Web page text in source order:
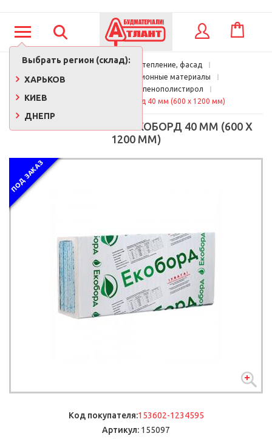
Выбрать регион (склад):
ХАРЬКОВ
КИЕВ
ДНЕПР
КОРЗИНА
Главная
Кровля, утепление, фасад
Утеплители и изоляционные материалы
Экструдированный пенополистирол
Пенополистирол Экоборд 40 мм (600 х 1200 мм)
ПЕНОПОЛИСТИРОЛ ЭКОБОРД 40 ММ (600 Х
1200 ММ)
ПОД ЗАКАЗ
Код покупателя:153602-1234595
Артикул: 155097